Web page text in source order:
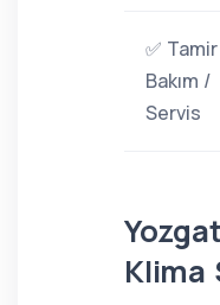
✅
Bakım /
Servis
Klima